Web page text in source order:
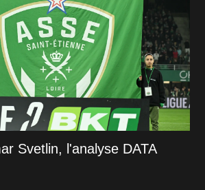
Svetlin, l'analyse DATA